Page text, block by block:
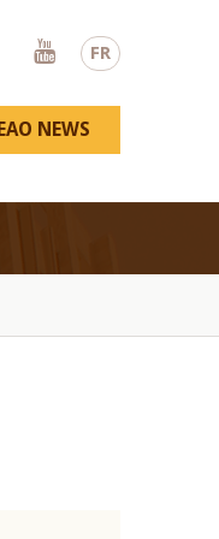
FR
Youtube
NEWS